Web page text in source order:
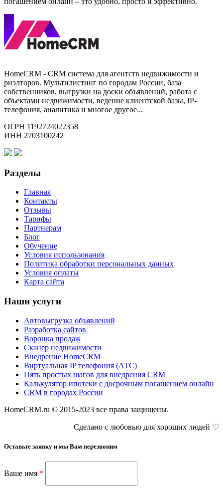
HomeCRM - CRM система для агентств недвижимости и
риэлторов. Мультилистинг по городам России, база
собственников, выгрузки на доски объявлений, работа с
объектами недвижимости, ведение клиентской базы, IP-
телефония, аналитика и многое другое...
ОГРН 1192724022358
ИНН 2703100242
Разделы
Главная
Контакты
Отзывы
Тарифы
Партнерам
Блог
Обучение
Условия использования
Политика обработки персональных данных
Условия оплаты
Карта сайта
Наши услуги
Автовыгрузка объявлений
Разработка сайтов
Воронка продаж
Сканер недвижимости
Внедрение HomeCRM
Виртуальная IP телефония (АТС)
Пять простых шагов для внедрения CRM
Калькулятор ипотеки с досрочным погашением онлайн
CRM в городах России
HomeCRM.ru © 2015-2023 все права защищены.
Сделано с любовью для хороших людей ♡
Оставьте заявку и мы Вам перезвоним
Ваше имя *